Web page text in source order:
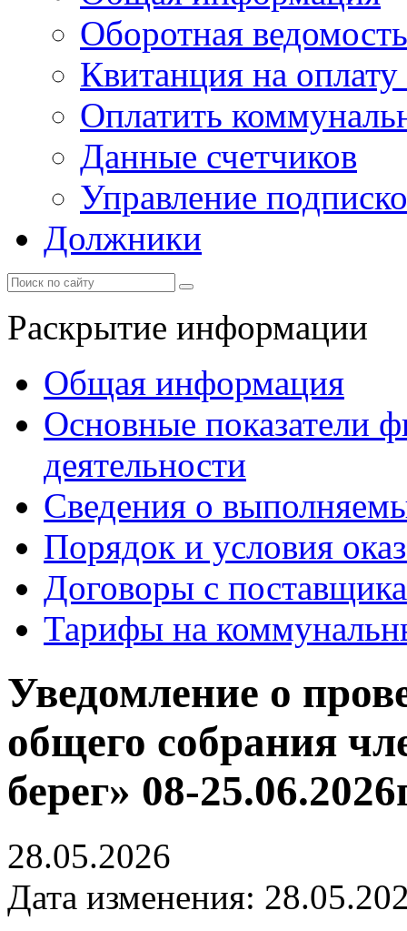
Оборотная ведомость
Квитанция на
Оплатить
Данные счетчиков
Управление
Должники
Раскрытие информации
Общая информация
Основные показатели
деятельности
Сведения о
Порядок и условия
Договоры с
Тарифы на
Уведомление о
общего собрания
берег» 08-
28.05.2026
Дата изменения: